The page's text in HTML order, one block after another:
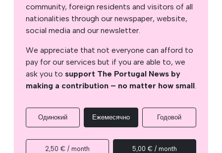
community, foreign residents and visitors of all
nationalities through our newspaper, website,
social media and our newsletter.
We appreciate that not everyone can afford to
pay for our services but if you are able to, we
ask you to support The Portugal News by
making a contribution – no matter how small.
Одинокий Ежемесячно Годовой
2,50 € / month 5,00 € / month